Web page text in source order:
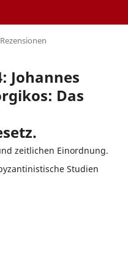
Rezensionen
Johannes
Das
zeitlichen Einordnung.
Studien